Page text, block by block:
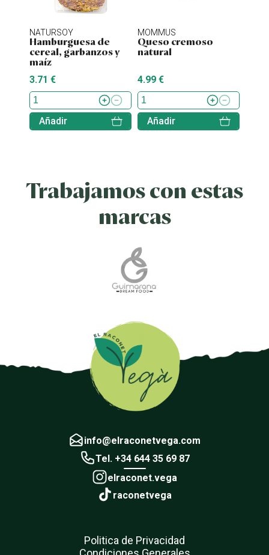
NATURSOY
Hamburguesa de
cereal, garbanzos y
maíz
3.71 €
Añadir
MOMMUS
Queso cremoso
natural
4.99 €
Añadir
Trabajamos con estas
marcas
info@elraconetvega.com
Tel. +34 644 35 69 87
elraconet.vega
raconetvega
Politica de Privacidad